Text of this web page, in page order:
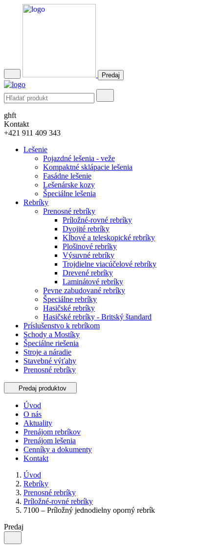
Predaj
ghft
Kontakt
+421 911 409 343
Lešenie
Pojazdné lešenia - veže
Kompaktné sklápacie lešenia
Fasádne lešenie
Lešenárske kozy
Špeciálne lešenia
Rebríky
Prenosné rebríky
Príložné-rovné rebríky
Dvojité rebríky
Kĺbové a teleskopické rebríky
Plošinové rebríky
Výsuvné rebríky
Trojdielne viacúčelové rebríky
Drevené rebríky
Laminátové rebríky
Pevne zabudované rebríky
Špeciálne rebríky
Hasičské rebríky
Hasičské rebríky - Britský štandard
Príslušenstvo k rebríkom
Schody a Mostíky
Špeciálne riešenia
Stroje a náradie
Stavebné výťahy
Prenosné rebríky
Predaj produktov
Úvod
O nás
Aktuality
Prenájom rebríkov
Prenájom lešenia
Cenníky a dokumenty
Kontakt
Úvod
Rebríky
Prenosné rebríky
Príložné-rovné rebríky
7100 – Príložný jednodielny oporný rebrík
Predaj